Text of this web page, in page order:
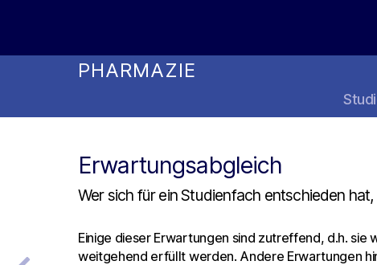
PHARMAZIE
Erwartungsabgleich
Wer sich für ein Studienfach entschieden
Einige dieser Erwartungen sind zutreffend, d.h. sie
weitgehend erfüllt werden. Andere Erwartungen